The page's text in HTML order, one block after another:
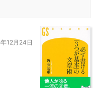
12月24日